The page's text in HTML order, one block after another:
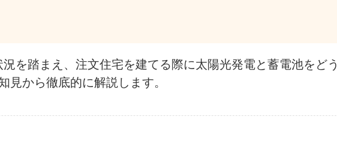
を踏まえ、注文住宅を建てる際に太陽光発電と蓄電池をどう
見から徹底的に解説します。